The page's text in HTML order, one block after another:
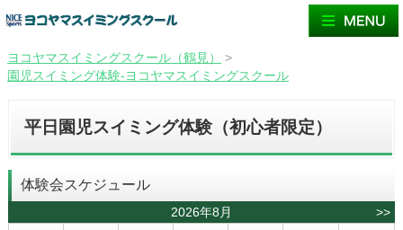
ヨコヤマスイミングスクール（鶴見）
>
園児スイミング体験-ヨコヤマスイミングスクール
平日園児スイミング体験（初心者限定）
体験会スケジュール
2026年8月
>>